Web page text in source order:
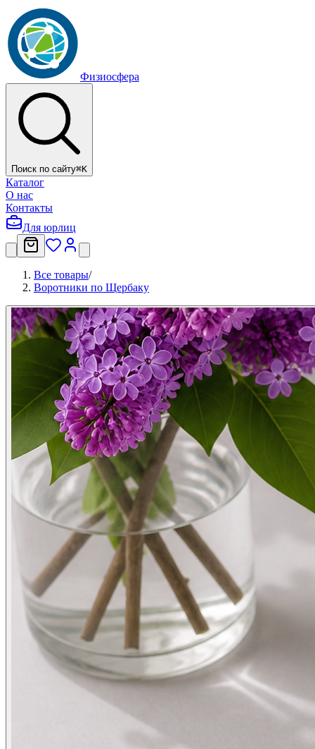
Физиосфера
Поиск по сайту⌘K
Каталог
О нас
Контакты
Для юрлиц
Все товары/
Воротники по Щербаку